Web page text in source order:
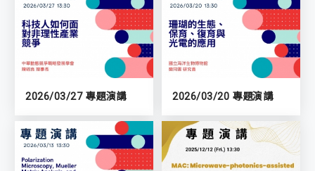
2026/03/27 專題演講 2026/03/20 專題演講